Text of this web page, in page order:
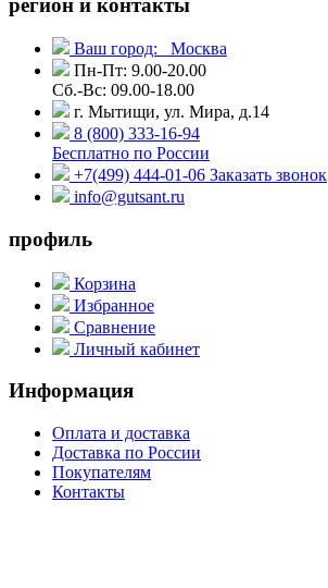
Ваш город:
Москва
Пн-Пт: 9.00-20.00
Сб.-Вс: 09.00-18.00
г. Мытищи, ул. Мира, д.14
8 (800) 333-16-94
Бесплатно по России
+7(499) 444-01-06 Заказать звонок
info@gutsant.ru
профиль
Корзина
Избранное
Сравнение
Личный кабинет
Информация
Оплата и доставка
Доставка по России
Покупателям
Контакты